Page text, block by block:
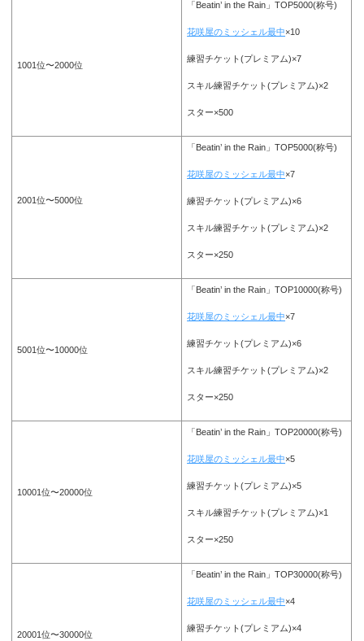
1001位〜2000位
「Beatin’ in the Rain」TOP5000(称号)
花咲屋のミッシェル最中×10
練習チケット(プレミアム)×7
スキル練習チケット(プレミアム)×2
スター×500
2001位〜5000位
「Beatin’ in the Rain」TOP5000(称号)
花咲屋のミッシェル最中×7
練習チケット(プレミアム)×6
スキル練習チケット(プレミアム)×2
スター×250
5001位〜10000位
「Beatin’ in the Rain」TOP10000(称号)
花咲屋のミッシェル最中×7
練習チケット(プレミアム)×6
スキル練習チケット(プレミアム)×2
スター×250
10001位〜20000位
「Beatin’ in the Rain」TOP20000(称号)
花咲屋のミッシェル最中×5
練習チケット(プレミアム)×5
スキル練習チケット(プレミアム)×1
スター×250
20001位〜30000位
「Beatin’ in the Rain」TOP30000(称号)
花咲屋のミッシェル最中×4
練習チケット(プレミアム)×4